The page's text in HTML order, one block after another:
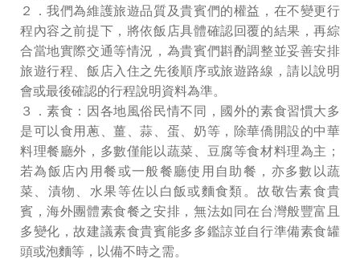
２．我們為維護旅遊品質及貴賓們的權益，在不變更⾏
程內容之前提下，將依飯店具體確認回覆的結果，再綜
合當地實際交通等情況，為貴賓們斟酌調整並妥善安排
旅遊⾏程、飯店入住之先後順序或旅遊路線，請以說明
會或最後確認的⾏程說明資料為準。
３．素食：因各地風俗⺠情不同，國外的素食習慣⼤多
是可以食⽤蔥、薑、蒜、蛋、奶等，除華僑開設的中華
料理餐廳外，多數僅能以蔬菜、豆腐等食材料理為主；
若為飯店內⽤餐或⼀般餐廳使⽤⾃助餐，亦多數以蔬
菜、漬物、⽔果等佐以⽩飯或麵食類。故敬告素食貴
賓，海外團體素食餐之安排，無法如同在台灣般豐富且
多變化，故建議素食貴賓能多多鑑諒並⾃⾏準備素食罐
頭或泡麵等，以備不時之需。